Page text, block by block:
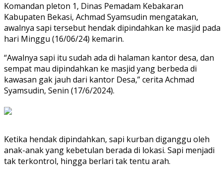
Komandan pleton 1, Dinas Pemadam Kebakaran
Kabupaten Bekasi, Achmad Syamsudin mengatakan,
awalnya sapi tersebut hendak dipindahkan ke masjid pada
hari Minggu (16/06/24) kemarin.
“Awalnya sapi itu sudah ada di halaman kantor desa, dan
sempat mau dipindahkan ke masjid yang berbeda di
kawasan gak jauh dari kantor Desa,” cerita Achmad
Syamsudin, Senin (17/6/2024).
Ketika hendak dipindahkan, sapi kurban diganggu oleh
anak-anak yang kebetulan berada di lokasi. Sapi menjadi
tak terkontrol, hingga berlari tak tentu arah.